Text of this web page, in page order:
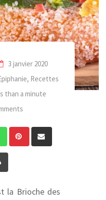
3 janvier 2020
, Recettes
than a minute
WhatsappPinterest
via
la Brioche des